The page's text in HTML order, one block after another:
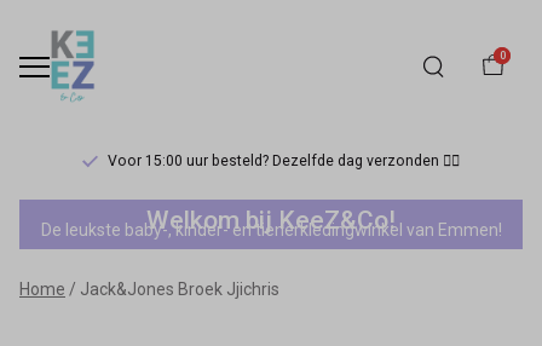
0
Voor 15:00 uur besteld? Dezelfde dag verzonden 🏃‍♀️
Jack&Jones
Broek
Jjichris
Welkom bij KeeZ&Co!
De leukste baby-, kinder- en tienerkledingwinkel van Emmen!
Home Jack&Jones Broek Jjichris